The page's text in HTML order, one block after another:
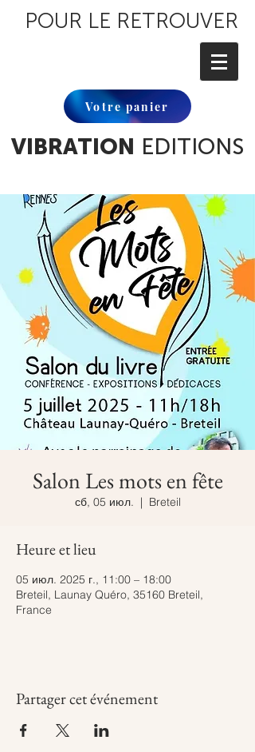
POUR LE RETROUVER
Votre panier
VIBRATION EDITIONS
Salon Les mots en fête
сб, 05 июл.
  |
Breteil
Heure et lieu
05 июл. 2025 г., 11:00 – 18:00
Breteil, Launay Quéro, 35160 Breteil,
France
Partager cet événement